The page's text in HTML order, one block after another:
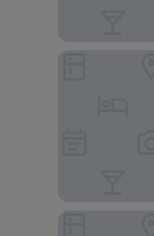
Nobile Inn Pampulha